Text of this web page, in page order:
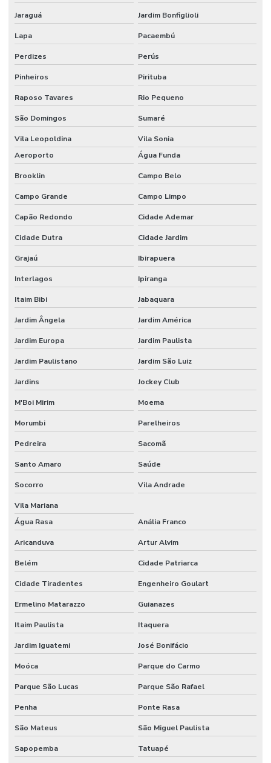
Montagem de cenários
Montagem de cenografia
Montagem cenográfica
Montagem de estandes
Montagem de estandes para feiras
Montagem de estandes para feiras sp
Montagem de feiras e eventos
Montagem de stand para eventos
Montagem de stand para eventos comerciais
Montagem de stand de exibição
Montagem de stand de exibição para eventos
Montagem de stand para feiras
Montagem de stand preço
Montagem de stands
Montagem de stands para feiras sp
Onde alugar stands
Recorte router em pvc expandido
Router cnc acrilico
Router cnc para madeira
Router cnc para pvc expandido
Serviço de cnc sob medida
Serviço de corte cnc router
Serviço de corte de pvc expandido
Serviço de corte router madeira cnc
Serviço de gravação cnc router
Serviço de rebaixo cnc router
Serviço router cnc
Serviço de router cnc para acm
Serviço de router cnc para marcenaria
Serviços de corte cnc de qualidade
Jaraguá Jardim Bonfiglioli
Lapa Pacaembú
Perdizes Perús
Pinheiros Pirituba
Raposo Tavares Rio Pequeno
São Domingos Sumaré
Vila Leopoldina
Vila Sonia
Aeroporto
Água Funda
Brooklin Campo Belo
Campo Grande Campo Limpo
Capão Redondo Cidade Ademar
Cidade Dutra Cidade Jardim
Grajaú Ibirapuera
Interlagos Ipiranga
Itaim Bibi Jabaquara
Jardim Ângela Jardim América
Jardim Europa Jardim Paulista
Jardim Paulistano Jardim São Luiz
Jardins Jockey Club
M'Boi Mirim Moema
Morumbi Parelheiros
Pedreira Sacomã
Santo Amaro Saúde
Socorro Vila Andrade
Vila Mariana
Água Rasa
Anália Franco
Aricanduva Artur Alvim
Belém Cidade Patriarca
Cidade Tiradentes Engenheiro Goulart
Ermelino Matarazzo Guianazes
Itaim Paulista Itaquera
Jardim Iguatemi José Bonifácio
Moóca Parque do Carmo
Parque São Lucas Parque São Rafael
Penha Ponte Rasa
São Mateus São Miguel Paulista
Sapopemba Tatuapé